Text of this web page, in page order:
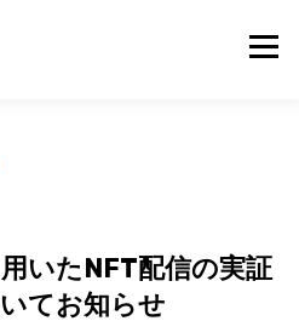
いたNFT配信の実証
てお知らせ